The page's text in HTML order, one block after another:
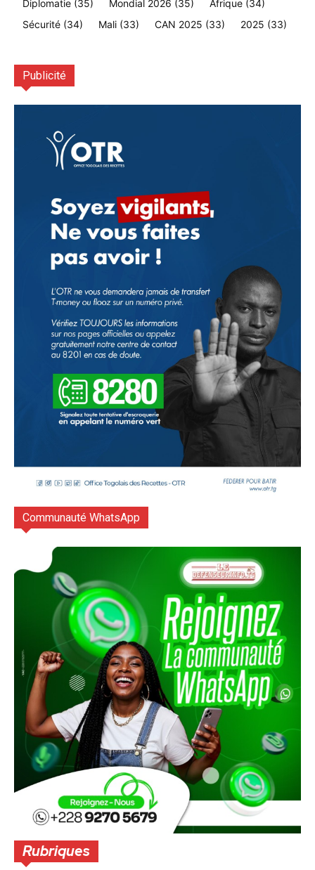
Diplomatie (35) Mondial 2026 (35) Afrique (34)
Sécurité (34) Mali (33) CAN 2025 (33) 2025 (33)
Publicité
Communauté WhatsApp
Rubriques